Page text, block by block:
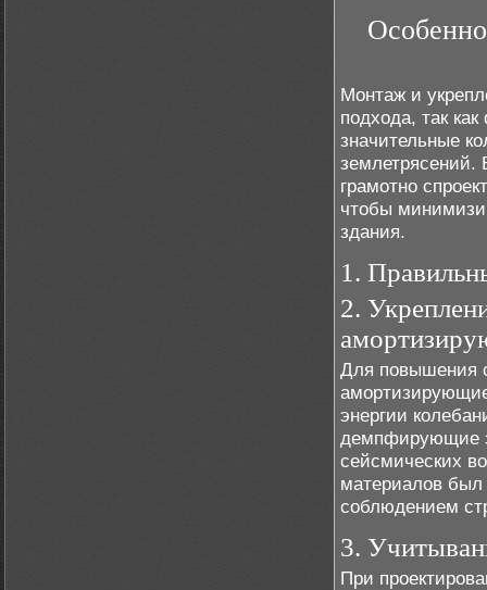
Монтаж и
подхода, так
значительные
землетрясений.
грамотно
чтобы
здания.
1.
2.
Для повышения
энергии
демпфирующие
сейсмических
материалов был
соблюдением
3.
При